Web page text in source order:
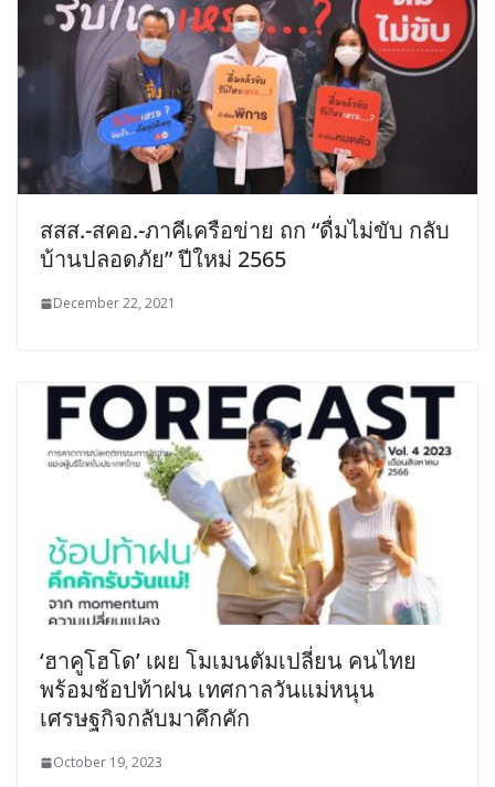
สสส.-สคอ.-ภาคีเครือข่าย ถก “ดื่มไม่ขับ กลับ
บ้านปลอดภัย” ปีใหม่ 2565
December 22, 2021
‘ฮาคูโฮโด’ เผย โมเมนตัมเปลี่ยน คนไทย
พร้อมช้อปท้าฝน เทศกาลวันแม่หนุน
เศรษฐกิจกลับมาคึกคัก
October 19, 2023